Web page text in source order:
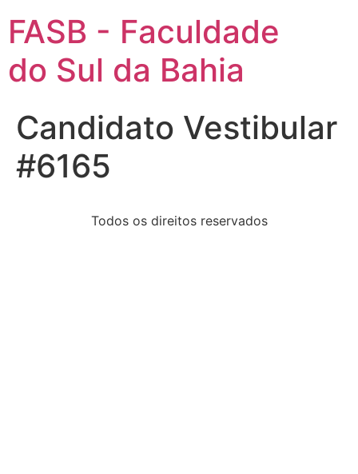
FASB - Faculdade
do Sul da Bahia
Candidato Vestibular
#6165
Todos os direitos reservados